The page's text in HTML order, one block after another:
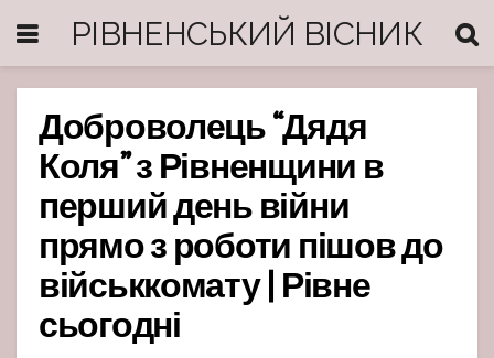
РІВНЕНСЬКИЙ ВІСНИК
Доброволець “Дядя
Коля” з Рівненщини в
перший день війни
прямо з роботи пішов до
військкомату | Рівне
сьогодні